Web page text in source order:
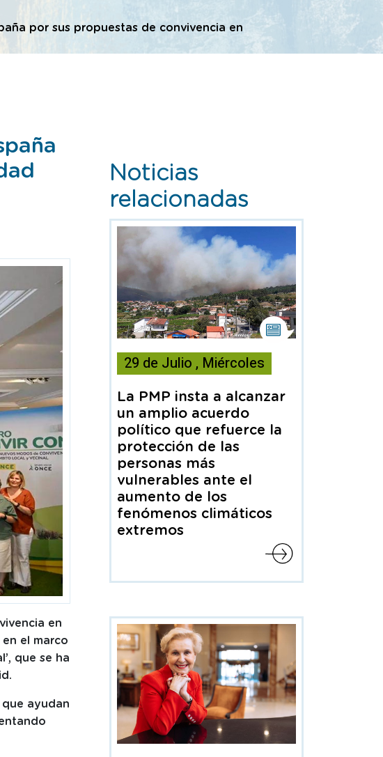
por sus propuestas de convivencia en
en
el marco
que se ha
ayudan
Noticias
relacionadas
Esta
noticia
contiene
Nota
de
29 de Julio , Miércoles
La PMP insta a alcanzar
un amplio acuerdo
político que refuerce la
protección de las
personas más
vulnerables ante el
aumento de los
fenómenos climáticos
extremos